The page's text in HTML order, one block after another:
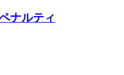
ナルティ